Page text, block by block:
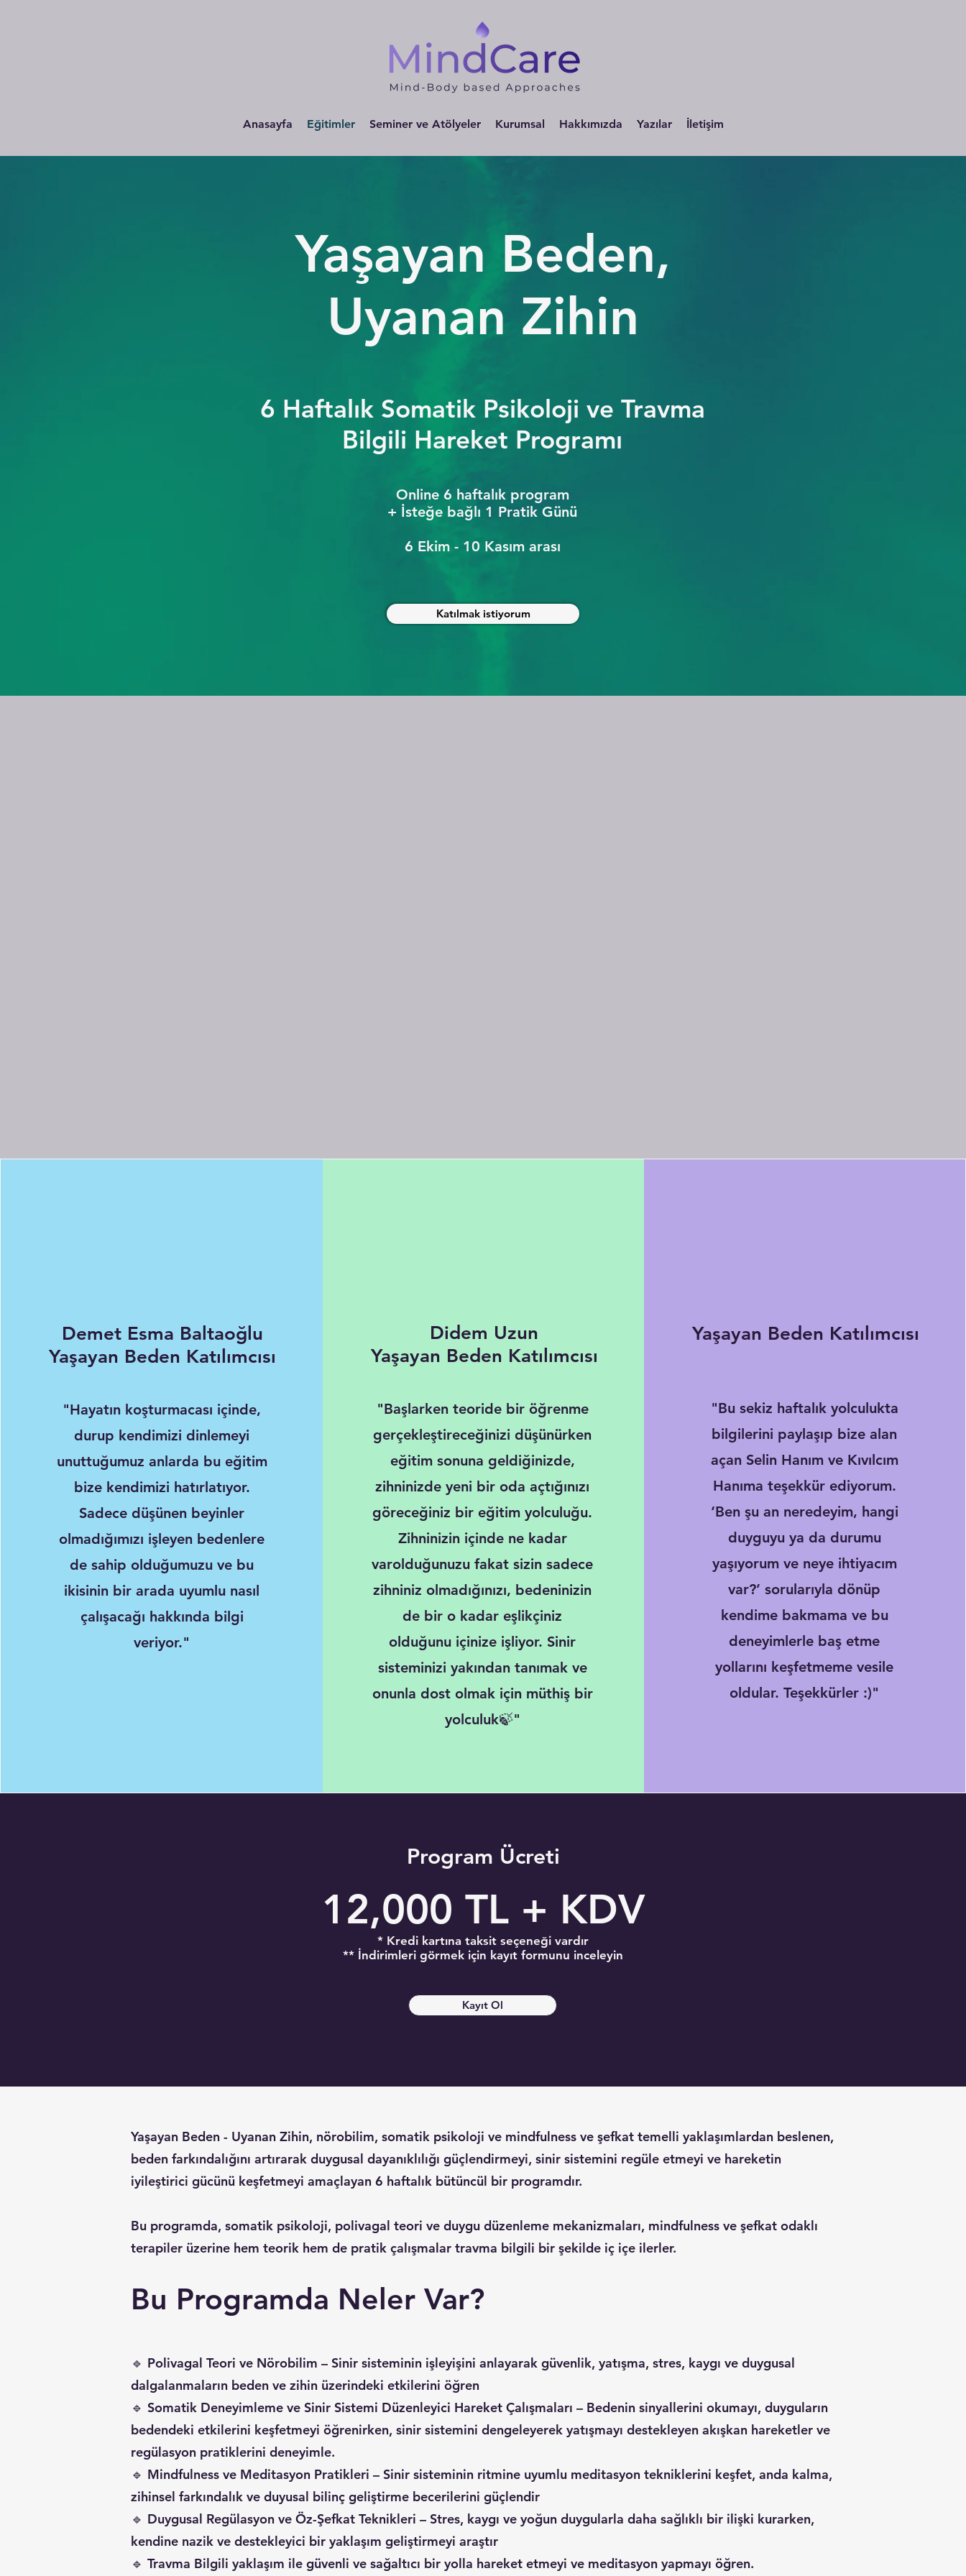
Anasayfa Eğitimler Seminer ve Atölyeler Kurumsal Hakkımızda Yazılar İletişim
Yaşayan Beden,
Uyanan Zihin
6 Haftalık Somatik Psikoloji ve Travma
Bilgili Hareket Programı
Online 6 haftalık program​
+ İsteğe bağlı 1 Pratik Günü
6 Ekim - 10 Kasım arası
Katılmak istiyorum
Demet Esma Baltaoğlu
Yaşayan Beden Katılımcısı
"Hayatın koşturmacası içinde,
durup kendimizi dinlemeyi
unuttuğumuz anlarda bu eğitim
bize kendimizi hatırlatıyor.
Sadece düşünen beyinler
olmadığımızı işleyen bedenlere
de sahip olduğumuzu ve bu
ikisinin bir arada uyumlu nasıl
çalışacağı hakkında bilgi
veriyor."
Didem Uzun
Yaşayan Beden Katılımcısı
"Başlarken teoride bir öğrenme
gerçekleştireceğinizi düşünürken
eğitim sonuna geldiğinizde,
zihninizde yeni bir oda açtığınızı
göreceğiniz bir eğitim yolculuğu.
Zihninizin içinde ne kadar
varolduğunuzu fakat sizin sadece
zihniniz olmadığınızı, bedeninizin
de bir o kadar eşlikçiniz
olduğunu içinize işliyor. Sinir
sisteminizi yakından tanımak ve
onunla dost olmak için müthiş bir
yolculuk🍃"
Yaşayan Beden Katılımcısı
"Bu sekiz haftalık yolculukta
bilgilerini paylaşıp bize alan
açan Selin Hanım ve Kıvılcım
Hanıma teşekkür ediyorum.
‘Ben şu an neredeyim, hangi
duyguyu ya da durumu
yaşıyorum ve neye ihtiyacım
var?’ sorularıyla dönüp
kendime bakmama ve bu
deneyimlerle baş etme
yollarını keşfetmeme vesile
oldular. Teşekkürler :)"
Program Ücreti
12,000 TL + KDV
* Kredi kartına taksit seçeneği vardır
** İndirimleri görmek için kayıt formunu inceleyin
Kayıt Ol
Yaşayan Beden - Uyanan Zihin, nörobilim, somatik psikoloji ve mindfulness ve şefkat temelli yaklaşımlardan beslenen,
beden farkındalığını artırarak duygusal dayanıklılığı güçlendirmeyi, sinir sistemini regüle etmeyi ve hareketin
iyileştirici gücünü keşfetmeyi amaçlayan 6 haftalık bütüncül bir programdır.
Bu programda, somatik psikoloji, polivagal teori ve duygu düzenleme mekanizmaları, mindfulness ve şefkat odaklı
terapiler üzerine hem teorik hem de pratik çalışmalar travma bilgili bir şekilde iç içe ilerler.
Bu Programda Neler Var?
🔹 Polivagal Teori ve Nörobilim – Sinir sisteminin işleyişini anlayarak güvenlik, yatışma, stres, kaygı ve duygusal
dalgalanmaların beden ve zihin üzerindeki etkilerini öğren
🔹 Somatik Deneyimleme ve Sinir Sistemi Düzenleyici Hareket Çalışmaları – Bedenin sinyallerini okumayı, duyguların
bedendeki etkilerini keşfetmeyi öğrenirken, sinir sistemini dengeleyerek yatışmayı destekleyen akışkan hareketler ve
regülasyon pratiklerini deneyimle.
🔹 Mindfulness ve Meditasyon Pratikleri – Sinir sisteminin ritmine uyumlu meditasyon tekniklerini keşfet, anda kalma,
zihinsel farkındalık ve duyusal bilinç geliştirme becerilerini güçlendir
🔹 Duygusal Regülasyon ve Öz-Şefkat Teknikleri – Stres, kaygı ve yoğun duygularla daha sağlıklı bir ilişki kurarken,
kendine nazik ve destekleyici bir yaklaşım geliştirmeyi araştır
🔹 Travma Bilgili yaklaşım ile güvenli ve sağaltıcı bir yolla hareket etmeyi ve meditasyon yapmayı öğren.